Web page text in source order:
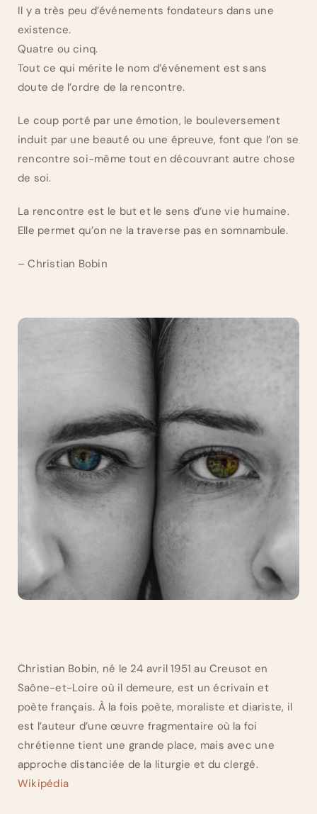
Il y a très peu d’événements fondateurs dans une
existence.
Quatre ou cinq.
Tout ce qui mérite le nom d’événement est sans
doute de l’ordre de la rencontre.
Le coup porté par une émotion, le bouleversement
induit par une beauté ou une épreuve, font que l’on se
rencontre soi-même tout en découvrant autre chose
de soi.
La rencontre est le but et le sens d’une vie humaine.
Elle permet qu’on ne la traverse pas en somnambule.
– Christian Bobin
Christian Bobin, né le 24 avril 1951 au Creusot en
Saône-et-Loire où il demeure, est un écrivain et
poète français. À la fois poète, moraliste et diariste, il
est l’auteur d’une œuvre fragmentaire où la foi
chrétienne tient une grande place, mais avec une
approche distanciée de la liturgie et du clergé.
Wikipédia